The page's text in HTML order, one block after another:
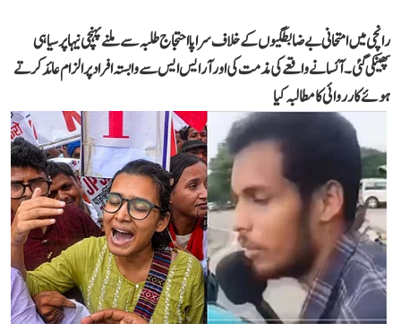
رانچی میں امتحانی بے ضابطگیوں کے خلاف سراپا احتجاج طلبہ سے ملنے پہنچی نیہا پر سیاہی
پھینکی گئی۔ آئسا نے واقعے کی مذمت کی اور آر ایس ایس سے وابستہ افراد پر الزام عائد کرتے
ہوئے کارروائی کا مطالبہ کیا